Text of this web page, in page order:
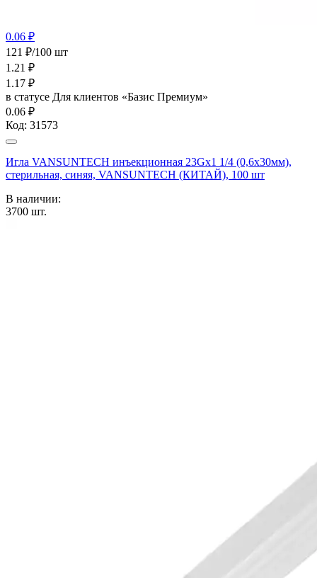
0.06 ₽
121 ₽/100 шт
1.21 ₽
1.17 ₽
в статусе Для клиентов «Базис Премиум»
0.06 ₽
Код: 31573
Игла VANSUNTECH инъекционная 23Gх1 1/4 (0,6х30мм),
стерильная, синяя, VANSUNTECH (КИТАЙ), 100 шт
В наличии:
3700 шт.